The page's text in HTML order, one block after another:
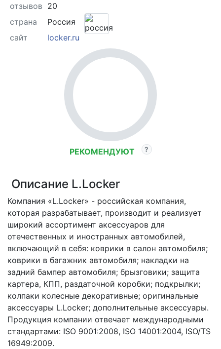
отзывов 20
страна
Россия
сайт
locker.ru
РЕКОМЕНДУЮТ
Описание L.Locker
Компания «L.Locker» - российская компания,
которая разрабатывает, производит и реализует
широкий ассортимент аксессуаров для
отечественных и иностранных автомобилей,
включающий в себя: коврики в салон автомобиля;
коврики в багажник автомобиля; накладки на
задний бампер автомобиля; брызговики; защита
картера, КПП, раздаточной коробки; подкрылки;
колпаки колесные декоративные; оригинальные
аксессуары L.Locker; дополнительные аксессуары.
Продукция компании отвечает международными
стандартами: ISO 9001:2008, ISO 14001:2004, ISO/TS
16949:2009.